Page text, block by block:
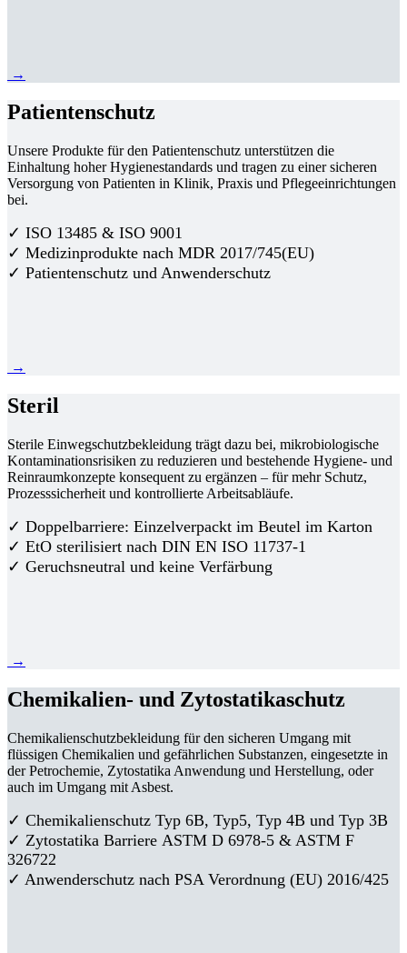
→
Patientenschutz
Unsere Produkte für den Patientenschutz unterstützen die
Einhaltung hoher Hygienestandards und tragen zu einer sicheren
Versorgung von Patienten in Klinik, Praxis und Pflegeeinrichtungen
bei.
✓ ISO 13485 & ISO 9001
✓ Medizinprodukte nach MDR 2017/745(EU)
✓ Patientenschutz und Anwenderschutz
→
Steril
Sterile Einwegschutzbekleidung trägt dazu bei, mikrobiologische
Kontaminationsrisiken zu reduzieren und bestehende Hygiene- und
Reinraumkonzepte konsequent zu ergänzen – für mehr Schutz,
Prozesssicherheit und kontrollierte Arbeitsabläufe.
✓ Doppelbarriere: Einzelverpackt im Beutel im Karton
✓ EtO sterilisiert nach DIN EN ISO 11737-1
✓ Geruchsneutral und keine Verfärbung
→
Chemikalien- und Zytostatikaschutz
Chemikalienschutzbekleidung für den sicheren Umgang mit
flüssigen Chemikalien und gefährlichen Substanzen, eingesetzte in
der Petrochemie, Zytostatika Anwendung und Herstellung, oder
auch im Umgang mit Asbest.
✓ Chemikalienschutz Typ 6B, Typ5, Typ 4B und Typ 3B
✓ Zytostatika Barriere ASTM D 6978-5 & ASTM F
326722
✓ Anwenderschutz nach PSA Verordnung (EU) 2016/425